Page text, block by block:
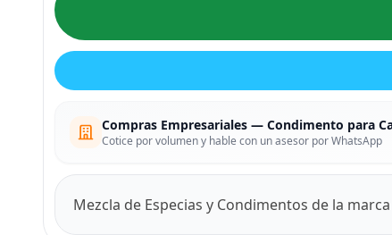
Compras Empresariales — Condimento para
Cotice por volumen y hable con un asesor por WhatsApp
Mezcla de Especias y Condimentos de la